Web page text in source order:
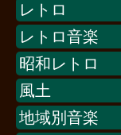
レトロ
レトロ音楽
昭和レトロ
風土
地域別音楽